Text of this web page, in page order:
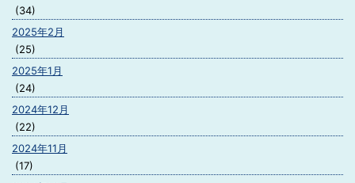
(34)
2025年2月
(25)
2025年1月
(24)
2024年12月
(22)
2024年11月
(17)